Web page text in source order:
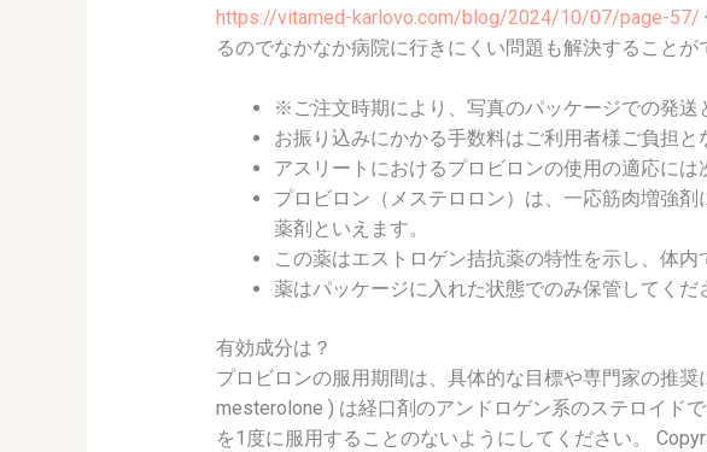
https://vitamed-karlovo.com/blog/2024/10/07/page-57/
るのでなかなか病院に行きにくい問題も解決することが
※ご注文時期により、写真のパッケージでの発送
お振り込みにかかる手数料はご利用者様ご負担と
アスリートにおけるプロビロンの使用の適応には
プロビロン（メステロロン）は、一応筋肉増強
薬剤といえます。
この薬はエストロゲン拮抗薬の特性を示し、体内
薬はパッケージに入れた状態でのみ保管してくだ
有効成分は？
プロビロンの服用期間は、具体的な目標や専門家の推
mesterolone ) は経口剤のアンドロゲン系のステロイド
を1度に服用することのないようにしてください。